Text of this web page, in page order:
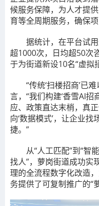
候服务保障，为人才提
育等全周期服务，确保项
据统计，在平台试用
超1000次，日均超50次
于为街道新设10名“虚拟
“传统‘扫楼招商’已难
言，“我们构建‘香雪AI
应、政策直达末梢，真
向‘数据模式’，让企业
捷。”
从“人工匹配”到“智能
找人”，萝岗街道成功实
理的全流程数字化改造
务提供了可复制推广的“